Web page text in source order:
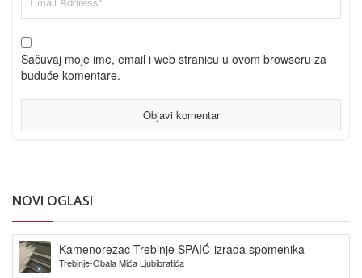
Sačuvaj moje ime, email i web stranicu u ovom browseru za
buduće komentare.
NOVI OGLASI
Kamenorezac Trebinje SPAIĆ-izrada spomenika
Trebinje-Obala Mića Ljubibratića